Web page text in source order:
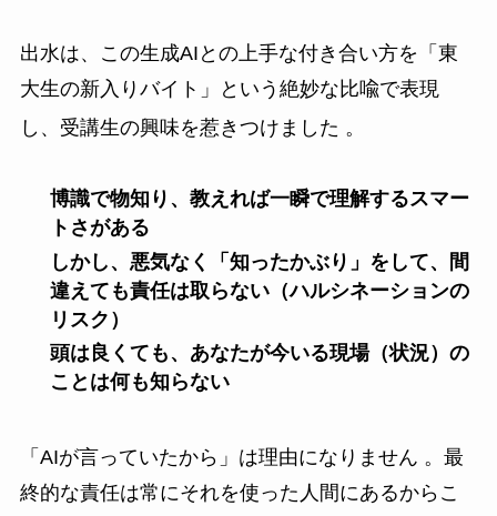
出水は、この生成AIとの上手な付き合い方を「東
大生の新入りバイト」という絶妙な比喩で表現
し、受講生の興味を惹きつけました 。
博識で物知り、教えれば一瞬で理解するスマー
トさがある
しかし、悪気なく「知ったかぶり」をして、間
違えても責任は取らない（ハルシネーションの
リスク）
頭は良くても、あなたが今いる現場（状況）の
ことは何も知らない
「AIが言っていたから」は理由になりません 。最
終的な責任は常にそれを使った人間にあるからこ